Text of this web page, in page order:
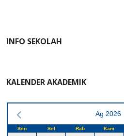
INFO SEKOLAH
KALENDER AKADEMIK
Ag 2026
Sen Sel Rab Kam